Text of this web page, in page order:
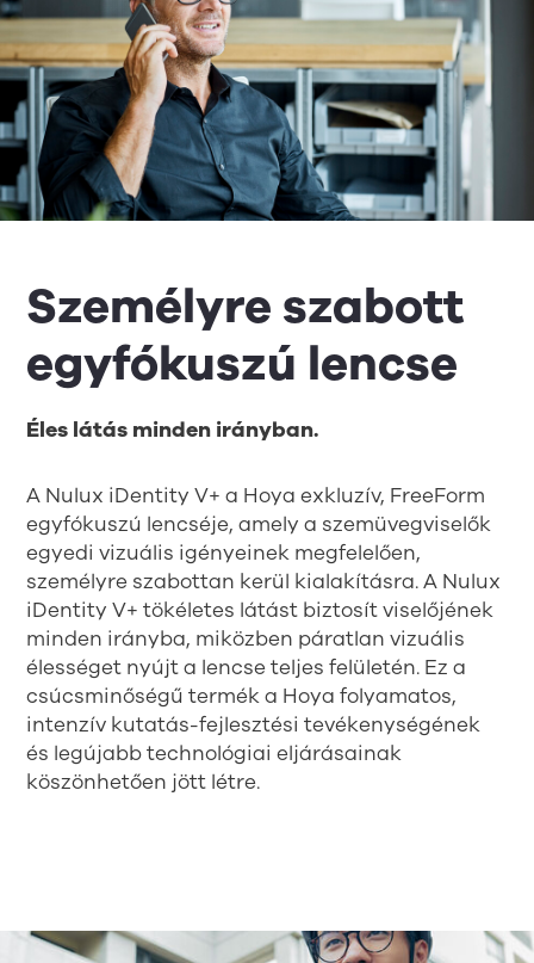
Személyre szabott
egyfókuszú lencse
Éles látás minden irányban.
A Nulux iDentity V+ a Hoya exkluzív, FreeForm
egyfókuszú lencséje, amely a szemüvegviselők
egyedi vizuális igényeinek megfelelően,
személyre szabottan kerül kialakításra. A Nulux
iDentity V+ tökéletes látást biztosít viselőjének
minden irányba, miközben páratlan vizuális
élességet nyújt a lencse teljes felületén. Ez a
csúcsminőségű termék a Hoya folyamatos,
intenzív kutatás-fejlesztési tevékenységének
és legújabb technológiai eljárásainak
köszönhetően jött létre.